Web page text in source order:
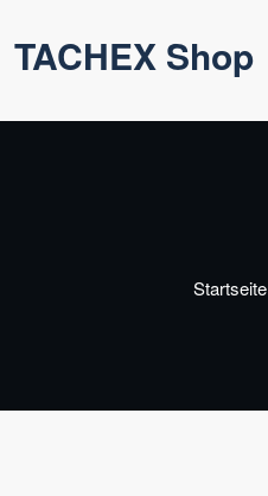
Inhalt
TACHEX Shop
Startseite